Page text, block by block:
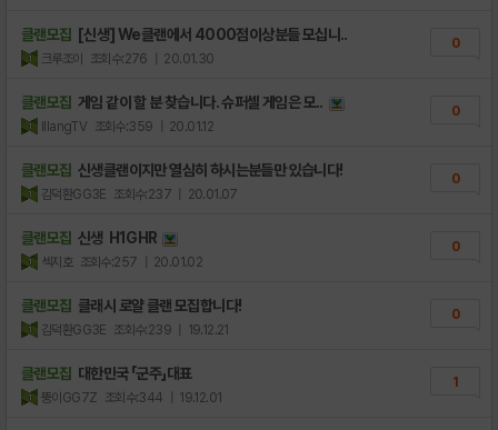
클랜모집 [신생] We클랜에서 4000점이상분들 모십니..
크루조이 조회수:276 | 20.01.30
0
클랜모집 게임 같이 할 분 찾습니다. 슈퍼셀 게임은 모..
lllangTV 조회수:359 | 20.01.12
0
클랜모집 신생클랜이지만 열심히 하시는분들만 있습니다!
김덕환GG3E 조회수:237 | 20.01.07
0
클랜모집 신생 H1GHR
섹지호 조회수:257 | 20.01.02
0
클랜모집 클래시 로얄 클랜 모집합니다!
김덕환GG3E 조회수:239 | 19.12.21
0
클랜모집 대한민국 「군주」대표
뚱이GG7Z 조회수:344 | 19.12.01
1